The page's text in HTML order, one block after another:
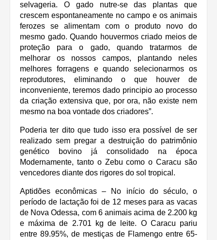
selvageria. O gado nutre-se das plantas que
crescem espontaneamente no campo e os animais
ferozes se alimentam com o produto novo do
mesmo gado. Quando houvermos criado meios de
proteção para o gado, quando tratarmos de
melhorar os nossos campos, plantando neles
melhores forragens e quando selecionarmos os
reprodutores, eliminando o que houver de
inconveniente, teremos dado principio ao processo
da criação extensiva que, por ora, não existe nem
mesmo na boa vontade dos criadores”.
Poderia ter dito que tudo isso era possível de ser
realizado sem pregar a destruição do patrimônio
genético bovino já consolidado na época
Modernamente, tanto o Zebu como o Caracu são
vencedores diante dos rigores do sol tropical.
Aptidões econômicas – No início do século, o
período de lactação foi de 12 meses para as vacas
de Nova Odessa, com 6 animais acima de 2.200 kg
e máxima de 2.701 kg de leite. O Caracu pariu
entre 89.95%, de mestiças de Flamengo entre 65-